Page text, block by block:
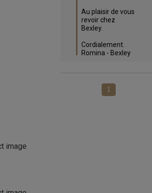
Au plaisir de vous
revoir chez
Bexley.
Cordialement.
Romina - Bexley
1